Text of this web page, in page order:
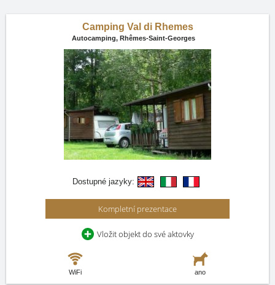
Camping Val di Rhemes
Autocamping, Rhêmes-Saint-Georges
Dostupné jazyky:
Kompletní prezentace
Vložit objekt do své aktovky
WiFi ano